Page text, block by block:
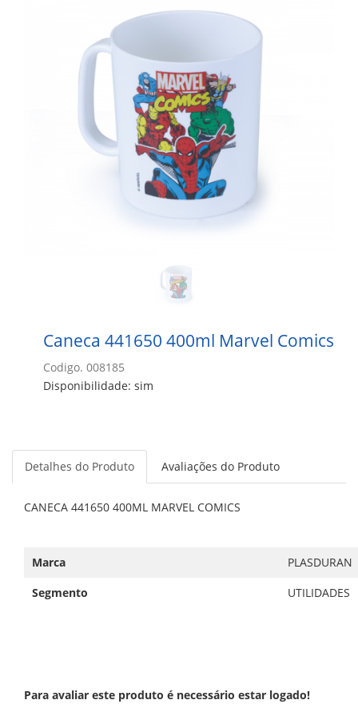
Caneca 441650 400ml Marvel Comics
Codigo. 008185
Disponibilidade: sim
Detalhes do Produto Avaliações do Produto
CANECA 441650 400ML MARVEL COMICS
Marca
PLASDURAN
Segmento
UTILIDADES
Para avaliar este produto é necessário estar logado!